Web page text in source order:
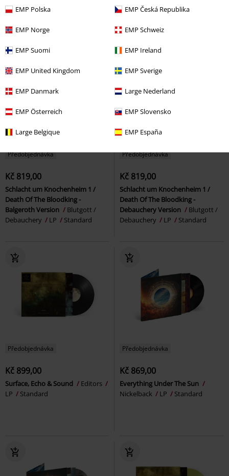
EMP Polska EMP Česká Republika
EMP Norge EMP Schweiz
EMP Suomi EMP Ireland
EMP United Kingdom EMP Sverige
EMP Danmark Large Nederland
EMP Österreich EMP Slovensko
Large Belgique EMP España
Standard
Předobjednávka
Kč 819,00
Schlacht um Knochenheim 1 /
Death Of The Bloodking -
Balgeroth Version
Blutgott /
Debauchery
LP Standard
Předobjednávka
Kč 819,00
Schlacht um Knochenheim 1 /
Death Of The Bloodking -
Debauchery Version
Blutgott /
Debauchery
LP Standard
Předobjednávka
Kč 899,00
Surface, Echo & Sound
Editors
LP
Standard
Předobjednávka
Kč 869,00
Everything Under The Sun
Nickelback
LP Standard